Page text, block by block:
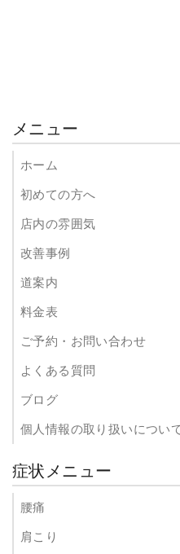
メニュー
ホーム
初めての方へ
店内の雰囲気
改善事例
道案内
料金表
ご予約・お問い合わせ
よくある質問
ブログ
個人情報の取り扱いについ
症状メニュー
腰痛
肩こり